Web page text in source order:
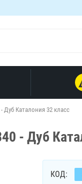
Дуб Каталония 32 класс
- Дуб
КОД: